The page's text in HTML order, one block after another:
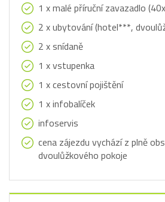
1 x malé příruční zavazadlo
2 x ubytování (hotel***,
2 x snídaně
1 x vstupenka
1 x cestovní pojištění
1 x infobalíček
infoservis
cena zájezdu vychází z plně
dvoulůžkového pokoje